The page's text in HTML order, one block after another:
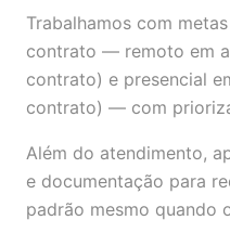
Trabalhamos com
contrato — remoto em
contrato) e presencial
contrato) — com
Além do atendimento,
e documentação para
padrão mesmo quando